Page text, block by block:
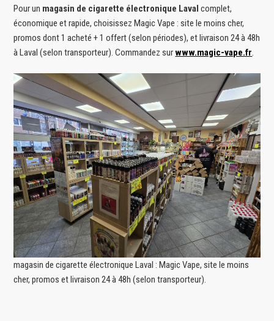
Pour un magasin de cigarette électronique Laval complet,
économique et rapide, choisissez Magic Vape : site le moins cher,
promos dont 1 acheté + 1 offert (selon périodes), et livraison 24 à 48h
à Laval (selon transporteur). Commandez surwww.magic-vape.fr
magasin de cigarette électronique Laval : Magic Vape, site le moins
cher, promos et livraison 24 à 48h (selon transporteur).